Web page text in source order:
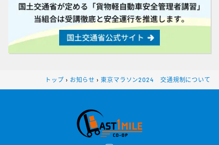
トップ › お知らせ › 東京マラソン2024 交通規制について